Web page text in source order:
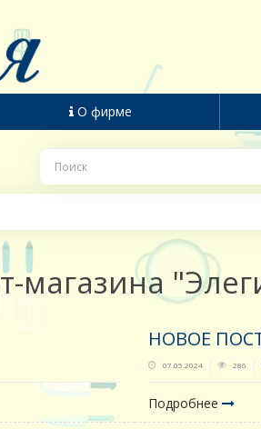
О фирме
магазина
НОВОЕ
07.05.2024 286
Подробнее